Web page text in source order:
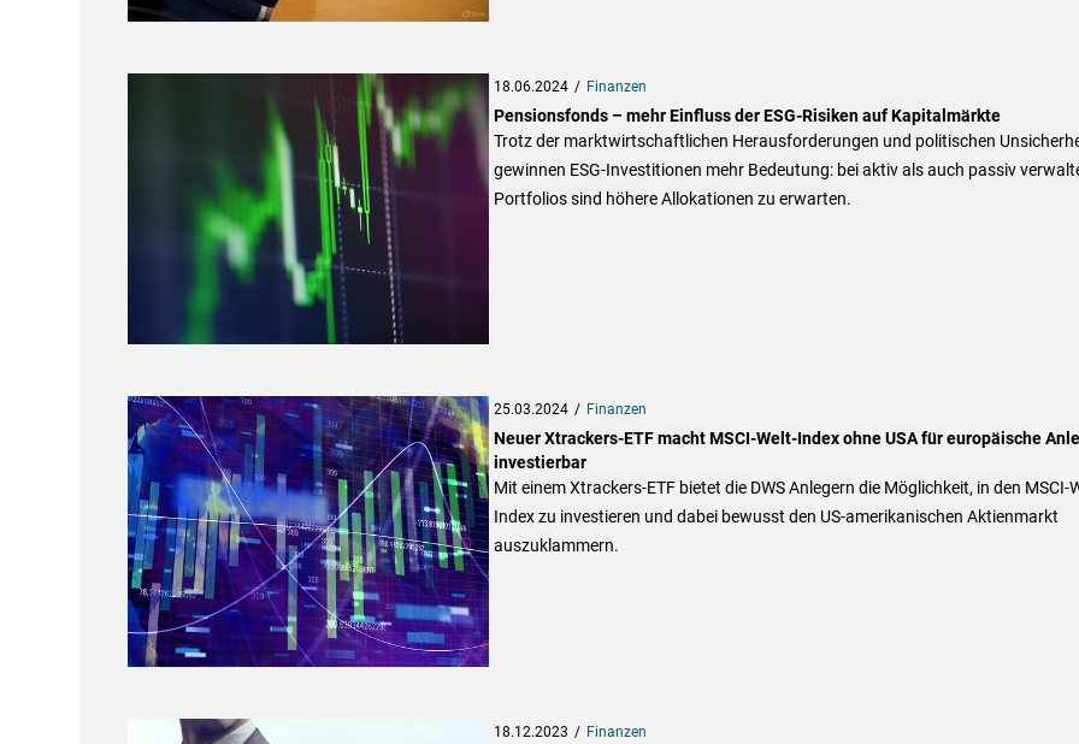
18.06.2024 Finanzen
Pensionsfonds – mehr Einfluss der ESG-Risiken auf Kapitalmärkte
Trotz der marktwirtschaftlichen Herausforderungen und politischen
gewinnen ESG-Investitionen mehr Bedeutung: bei aktiv als auch passiv
Portfolios sind höhere Allokationen zu erwarten.
25.03.2024 Finanzen
Neuer Xtrackers-ETF macht MSCI-Welt-Index ohne USA für europäische
investierbar
Mit einem Xtrackers-ETF bietet die DWS Anlegern die Möglichkeit, in den MSCI-
Index zu investieren und dabei bewusst den US-amerikanischen Aktienmarkt
auszuklammern.
18.12.2023 Finanzen